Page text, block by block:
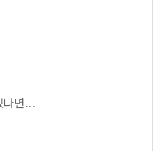
다면...